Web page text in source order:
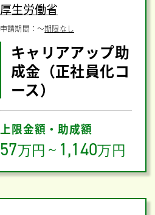
厚生労働省
申請期間：〜期限なし
キャリアアップ助
成金（正社員化コ
ース）
上限金額・助成額
57万円 ～ 1,140万円